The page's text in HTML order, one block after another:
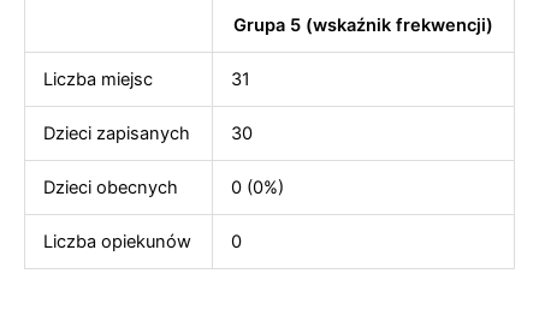
Grupa 5 (wskaźnik frekwencji)
Liczba miejsc 31
Dzieci zapisanych 30
Dzieci obecnych 0 (0%)
Liczba opiekunów 0